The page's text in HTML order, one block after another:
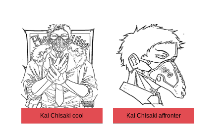
Kai Chisaki cool Kai Chisaki affronter